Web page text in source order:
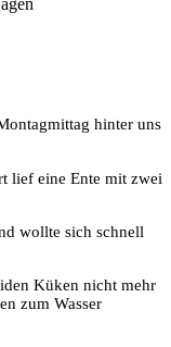
hinter uns
lief eine Ente mit zwei
wollte sich schnell
Küken nicht mehr
zum Wasser